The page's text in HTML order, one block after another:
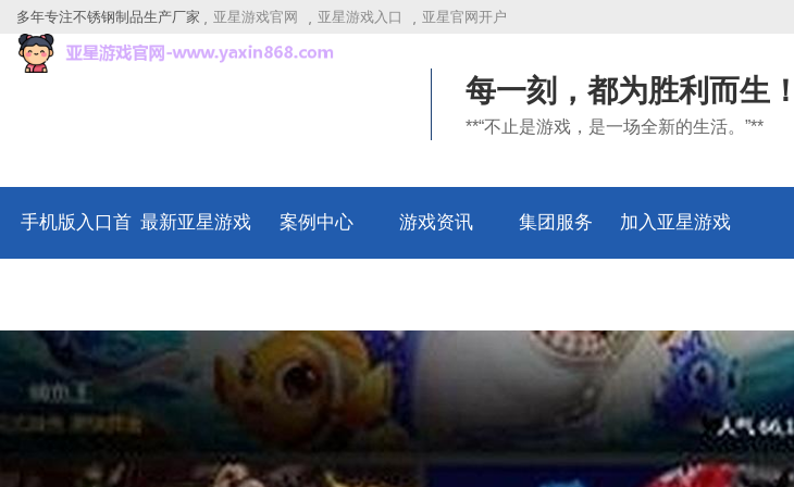
多年专注不锈钢制品生产厂家 亚星游戏官网 亚星游戏入口 亚星官网开户
每一刻，都为胜利而生！
**“不止是游戏，是一场全新的生活。”**
手机版入口首 最新亚星游戏 案例中心 游戏资讯 集团服务 加入亚星游戏